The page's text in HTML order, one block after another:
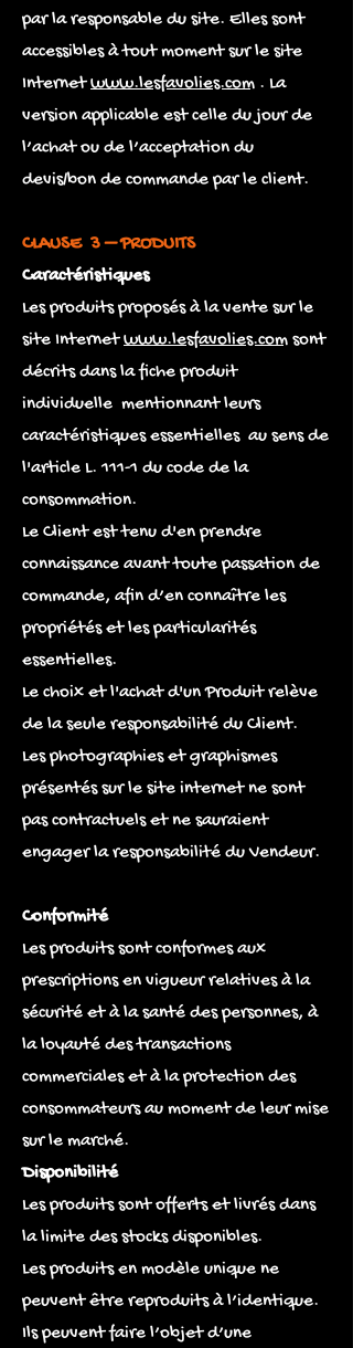
par la responsable du site. Elles sont
accessibles à tout moment sur le site
Internetwww.lesfavolies.com . La
version applicable est celle du jour de
l’achat ou de l’acceptation du
devis/bon de commande par le client.
CLAUSE 3 – PRODUITS
Caractéristiques
Les produits proposés à la vente sur le
site Internetwww.lesfavolies.com sont
décrits dans la fiche produit
individuelle mentionnant leurs
caractéristiques essentielles au sens de
l'article L. 111-1 du code de la
consommation.
Le Client est tenu d'en prendre
connaissance avant toute passation de
commande, afin d’en connaître les
propriétés et les particularités
essentielles.
Le choix et l'achat d'un Produit relève
de la seule responsabilité du Client.
Les photographies et graphismes
présentés sur le site internet ne sont
pas contractuels et ne sauraient
engager la responsabilité du Vendeur.
Conformité
Les produits sont conformes aux
prescriptions en vigueur relatives à la
sécurité et à la santé des personnes, à
la loyauté des transactions
commerciales et à la protection des
consommateurs au moment de leur mise
sur le marché.
Disponibilité
Les produits sont offerts et livrés dans
la limite des stocks disponibles.
Les produits en modèle unique ne
peuvent être reproduits à l’identique.
Ils peuvent faire l’objet d’une